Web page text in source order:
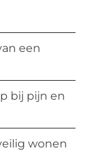
een
bij pijn en
wonen